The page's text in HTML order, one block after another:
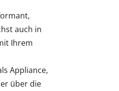
auch in
Ihrem
Appliance,
über die